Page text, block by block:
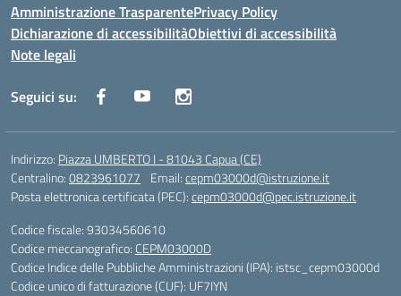
Amministrazione TrasparentePrivacy Policy
Dichiarazione di accessibilitàObiettivi di accessibilità
Note legali
Seguici su:
Indirizzo: Piazza UMBERTO I - 81043 Capua (CE)
Centralino:0823961077 Email:cepm03000d@istruzione.it
Posta elettronica certificata (PEC):cepm03000d@pec.istruzione.it
Codice fiscale: 93034560610
Codice meccanografico: CEPM03000D
Codice Indice delle Pubbliche Amministrazioni (IPA): istsc_cepm03000d
Codice unico di fatturazione (CUF): UF7IYN